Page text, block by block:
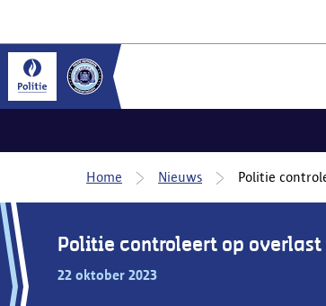
Home Nieuws Politie
Politie controleert op overlast
22 oktober 2023